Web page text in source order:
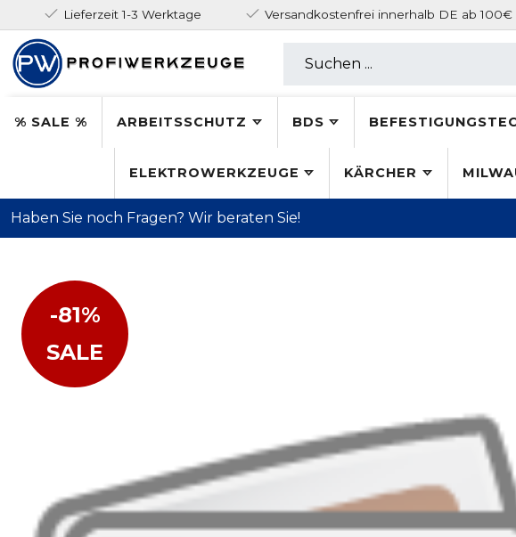
Lieferzeit 1-3 Werktage Versandkostenfrei innerhalb DE ab
% SALE % ARBEITSSCHUTZ BDS
ELEKTROWERKZEUGE KÄRCHER
Haben Sie noch Fragen? Wir beraten Sie!
-81%
SALE